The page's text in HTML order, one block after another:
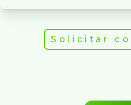
Solicitar